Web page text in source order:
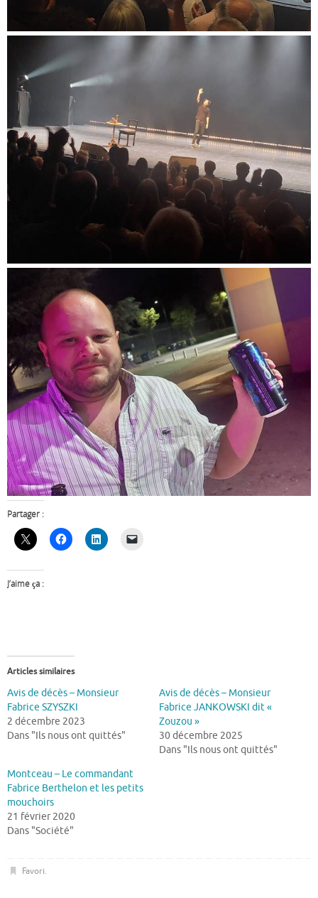
Partager :
J’aime ça :
Articles similaires
Avis de décès – Monsieur
Fabrice SZYSZKI
2 décembre 2023
Dans "Ils nous ont quittés"
Avis de décès – Monsieur
Fabrice JANKOWSKI dit «
Zouzou »
30 décembre 2025
Dans "Ils nous ont quittés"
Montceau – Le commandant
Fabrice Berthelon et les petits
mouchoirs
21 février 2020
Dans "Société"
Favori.